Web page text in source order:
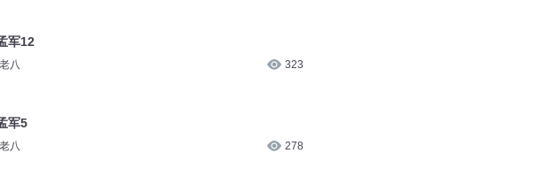
军12
八 323
军5
八 278